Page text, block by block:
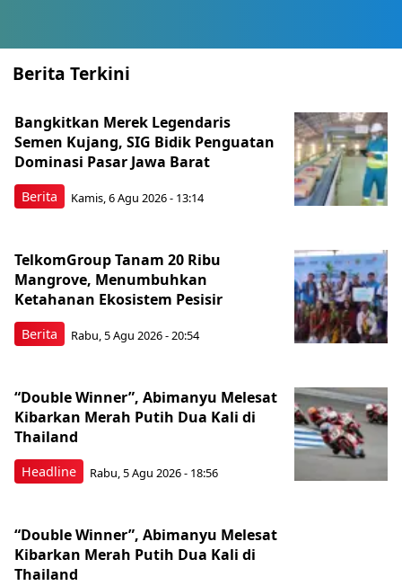
Berita Terkini
Berita
Bangkitkan Merek Legendaris
Semen Kujang, SIG Bidik Penguatan
Dominasi Pasar Jawa Barat
Kamis, 6 Agu 2026 - 13:14
Berita
TelkomGroup Tanam 20 Ribu
Mangrove, Menumbuhkan
Ketahanan Ekosistem Pesisir
Rabu, 5 Agu 2026 - 20:54
Headline
“Double Winner”, Abimanyu Melesat
Kibarkan Merah Putih Dua Kali di
Thailand
Rabu, 5 Agu 2026 - 18:56
“Double Winner”, Abimanyu Melesat
Kibarkan Merah Putih Dua Kali di
Thailand